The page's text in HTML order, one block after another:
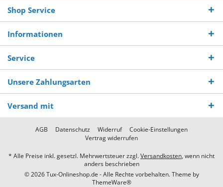
Shop Service
Informationen
Service
Unsere Zahlungsarten
Versand mit
AGB Datenschutz Widerruf
Cookie-Einstellungen
Vertrag widerrufen
* Alle Preise inkl. gesetzl. Mehrwertsteuer zzgl.Versandkosten, wenn nicht
anders beschrieben
© 2026 Tux-Onlineshop.de - Alle Rechte vorbehalten. Theme by
ThemeWare®